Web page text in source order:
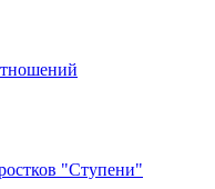
"Ступени"